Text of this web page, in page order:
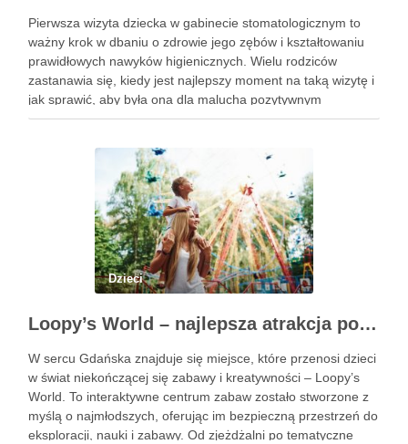
Pierwsza wizyta dziecka w gabinecie stomatologicznym to
ważny krok w dbaniu o zdrowie jego zębów i kształtowaniu
prawidłowych nawyków higienicznych. Wielu rodziców
zastanawia się, kiedy jest najlepszy moment na taką wizytę i
jak sprawić, aby była ona dla malucha pozytywnym
doświadczeniem. Na te pytania odpowiada doświadczony
Dzieci
Loopy’s World – najlepsza atrakcja pod dachem dla dzieci w Gdańsku
W sercu Gdańska znajduje się miejsce, które przenosi dzieci
w świat niekończącej się zabawy i kreatywności – Loopy’s
World. To interaktywne centrum zabaw zostało stworzone z
myślą o najmłodszych, oferując im bezpieczną przestrzeń do
eksploracji, nauki i zabawy. Od zjeżdżalni po tematyczne